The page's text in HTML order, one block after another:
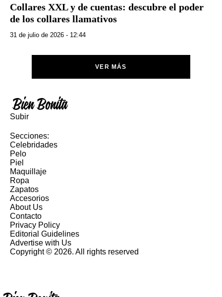
Collares XXL y de cuentas: descubre el poder
de los collares llamativos
31 de julio de 2026 - 12:44
VER MÁS
Subir
Secciones:
Celebridades
Pelo
Piel
Maquillaje
Ropa
Zapatos
Accesorios
About Us
Contacto
Privacy Policy
Editorial Guidelines
Advertise with Us
Copyright © 2026. All rights reserved